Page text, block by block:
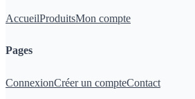
AccueilProduitsMon compte
Pages
ConnexionCréer un compteContact